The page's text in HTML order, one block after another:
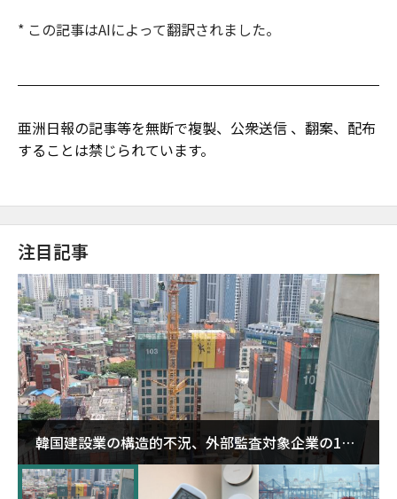
* この記事はAIによって翻訳されました。
亜洲日報の記事等を無断で複製、公衆送信 、翻案、配布
することは禁じられています。
注目記事
韓国建設業の構造的不況、外部監査対象企業の1割
超が「ゾンビ企業」に…5年で2.8倍増